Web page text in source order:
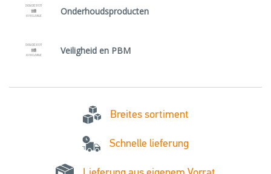
Onderhoudsproducten
Veiligheid en PBM
Breites sortiment
Schnelle lieferung